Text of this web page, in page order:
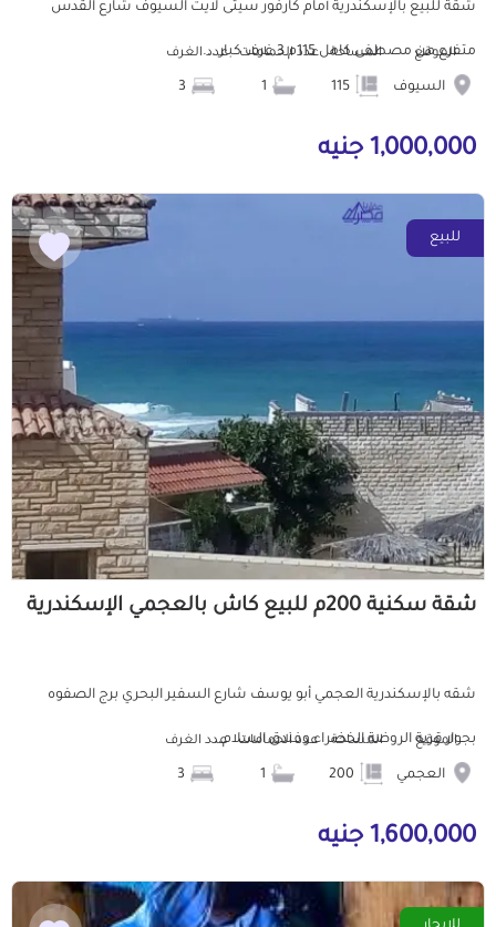
شقة للبيع بالإسكندرية أمام كارفور سيتى لايت السيوف شارع القدس
متفرع من مصطفى كامل 115م 3 غرف كبار ...
الموقع
السيوف
المساحة عدد الحمامات عدد الغرف
1,000,000 جنيه
للبيع
شقة سكنية 200م للبيع كاش بالعجمي الإسكندرية
شقه بالإسكندرية العجمي أبو يوسف شارع السفير البحري برج الصفوه
بجوار قرية الروضة الخضراء وفندق السلام...
الموقع
العجمي
المساحة عدد الحمامات عدد الغرف
1,600,000 جنيه